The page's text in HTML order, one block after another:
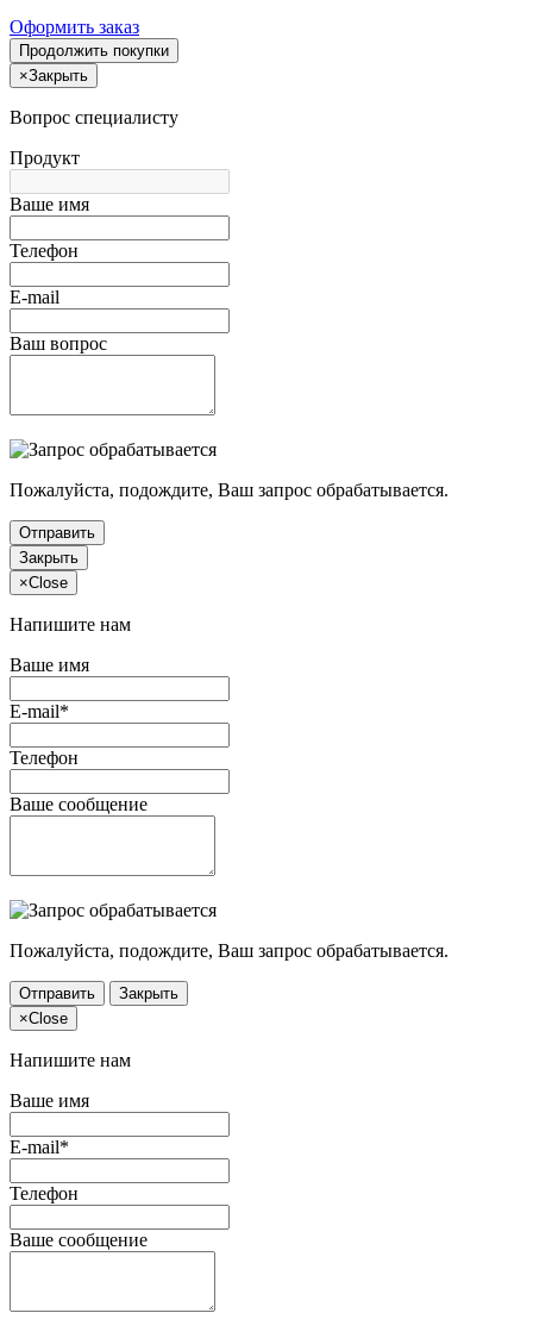
Оформить заказ
Продолжить покупки
×Закрыть
Вопрос специалисту
Продукт
Ваше имя
Телефон
E-mail
Ваш вопрос
Пожалуйста, подождите, Ваш запрос обрабатывается.
Отправить
Закрыть
×Close
Напишите нам
Ваше имя
E-mail*
Телефон
Ваше сообщение
Пожалуйста, подождите, Ваш запрос обрабатывается.
Отправить
Закрыть
×Close
Напишите нам
Ваше имя
E-mail*
Телефон
Ваше сообщение